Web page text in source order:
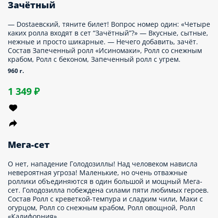
и Патрик, Веном и Эдди Брок, Кэрри Брэдшоу и туфельки от
напарница — нежная креветка. В их честь даже назвали
с тремя видами роллов. Лучшие из морепродуктов на
голода. Состав Ролл «Горячий краб», Ролл с креветкой-
и сладким чили, Ролл со снежным крабом.
г.
запеченными роллами: со «снежным крабом»,
угрем и сочной курицей. Состав Запеченный ролл
Темпурный ролл с курицей, Запеченный ролл с
Запеченный ролл с угрем.
г.
₽